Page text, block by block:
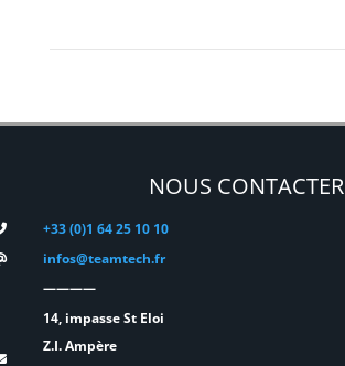
NOUS CONTACTER
+33 (0)1 64 25 10 10
infos@teamtech.fr
————
14, impasse St Eloi
Z.I. Ampère